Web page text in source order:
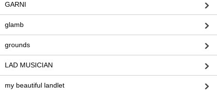
GARNI
glamb
grounds
LAD MUSICIAN
my beautiful landlet